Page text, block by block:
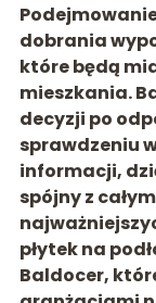
dobrania
które będą
mieszkania.
decyzji po
sprawdzeniu
informacji,
spójny z
płytek na
Baldocer,